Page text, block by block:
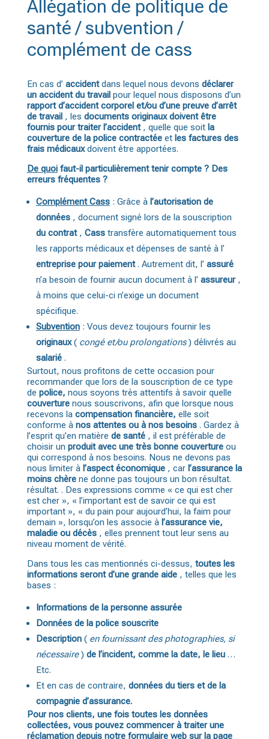
Allégation de politique de
santé / subvention /
complément de cass
En cas d’ accidentdans lequel nous devons déclarer
un accident du travail pour lequel nous disposons d’un
rapport d’accident corporel et/ou d’une preuve d’arrêt
de travail , les documents originaux doivent être
fournis pour traiter l’accident, quelle que soit la
couverture de la police contractéeet les factures des
frais médicauxdoivent être apportées.
De quoifaut-il particulièrement tenir compte ? Des
erreurs fréquentes ?
Complément Cass: Grâce à l’autorisation de
données, document signé lors de la souscription
du contrat, Casstransfère automatiquement tous
les rapports médicaux et dépenses de santé à l’
entreprise pour paiement. Autrement dit, l’ assuré
n’a besoin de fournir aucun document à l’ assureur,
à moins que celui-ci n’exige un document
spécifique.
Subvention: Vous devez toujours fournir les
originaux( congé et/ou prolongations) délivrés au
salarié.
Surtout, nous profitons de cette occasion pour
recommander que lors de la souscription de ce type
de police, nous soyons très attentifs à savoir quelle
couverturenous souscrivons, afin que lorsque nous
recevons la compensation financière, elle soit
conforme à nos attentes ou à nos besoins. Gardez à
l’esprit qu’en matière de santé, il est préférable de
choisir un produit avec une très bonne couvertureou
qui correspond à nos besoins. Nous ne devons pas
nous limiter à l’aspect économique, car l’assurance la
moins chèrene donne pas toujours un bon résultat.
résultat. . Des expressions comme « ce qui est cher
est cher », « l’important est de savoir ce qui est
important », « du pain pour aujourd’hui, la faim pour
demain », lorsqu’on les associe à l’assurance vie,
maladie ou décès, elles prennent tout leur sens au
niveau moment de vérité.
Dans tous les cas mentionnés ci-dessus, toutes les
informations seront d’une grande aide, telles que les
bases :
Informations de la personne assurée
Données de la police souscrite
Description( en fournissant des photographies, si
nécessaire) de l’incident, comme la date, le lieu…
Etc.
Et en cas de contraire, données du tiers et de la
compagnie d’assurance.
Pour nos clients, une fois toutes les données
collectées, vous pouvez commencer à traiter une
réclamation depuis notre formulaire web sur la page